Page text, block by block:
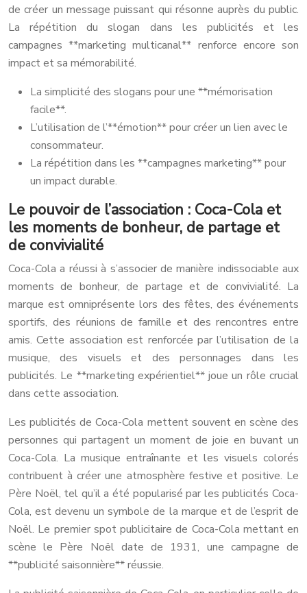
de créer un message puissant qui résonne auprès du public.
La répétition du slogan dans les publicités et les
campagnes **marketing multicanal** renforce encore son
impact et sa mémorabilité.
La simplicité des slogans pour une **mémorisation
facile**.
L’utilisation de l’**émotion** pour créer un lien avec le
consommateur.
La répétition dans les **campagnes marketing** pour
un impact durable.
Le pouvoir de l’association : Coca-Cola et
les moments de bonheur, de partage et
de convivialité
Coca-Cola a réussi à s’associer de manière indissociable aux
moments de bonheur, de partage et de convivialité. La
marque est omniprésente lors des fêtes, des événements
sportifs, des réunions de famille et des rencontres entre
amis. Cette association est renforcée par l’utilisation de la
musique, des visuels et des personnages dans les
publicités. Le **marketing expérientiel** joue un rôle crucial
dans cette association.
Les publicités de Coca-Cola mettent souvent en scène des
personnes qui partagent un moment de joie en buvant un
Coca-Cola. La musique entraînante et les visuels colorés
contribuent à créer une atmosphère festive et positive. Le
Père Noël, tel qu’il a été popularisé par les publicités Coca-
Cola, est devenu un symbole de la marque et de l’esprit de
Noël. Le premier spot publicitaire de Coca-Cola mettant en
scène le Père Noël date de 1931, une campagne de
**publicité saisonnière** réussie.